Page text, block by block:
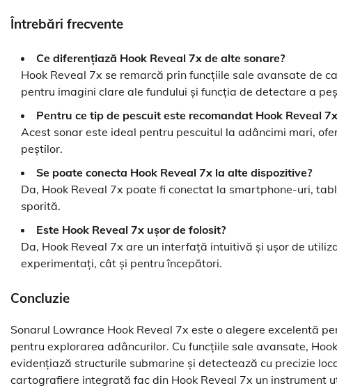
Întrebări frecvente
Ce diferențiază Hook Reveal 7x de alte sonare?
Hook Reveal 7x se remarcă prin funcțiile sale avansate de
pentru imagini clare ale fundului și funcția de detectare a
Pentru ce tip de pescuit este recomandat Hook Reveal
Acest sonar este ideal pentru pescuitul la adâncimi mari,
peștilor.
Se poate conecta Hook Reveal 7x la alte dispozitive?
Da, Hook Reveal 7x poate fi conectat la smartphone-uri,
sporită.
Este Hook Reveal 7x ușor de folosit?
Da, Hook Reveal 7x are un interfață intuitivă și ușor de
experimentați, cât și pentru începători.
Concluzie
Sonarul Lowrance Hook Reveal 7x este o alegere excelentă
pentru explorarea adâncurilor. Cu funcțiile sale avansate,
evidențiază structurile submarine și detectează cu precizie
cartografiere integrată fac din Hook Reveal 7x un instrument